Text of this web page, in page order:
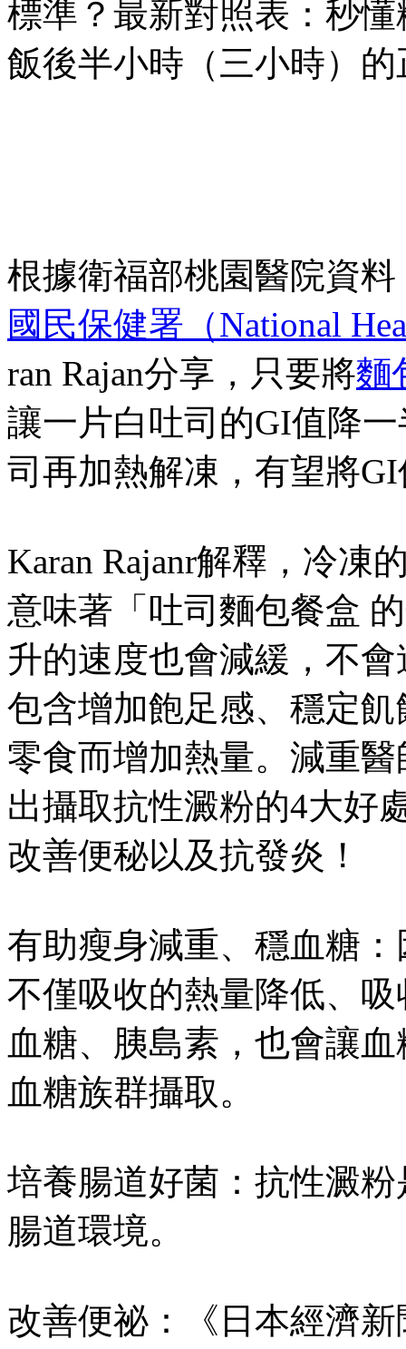
標準？最新對照表：秒
飯後半小時（三小時）
根據衛福部桃園醫院資
國民保健署（National
ran Rajan分享，只要將麵
讓一片白吐司的GI值降
司再加熱解凍，有望將
Karan Rajanr解釋，冷凍
意味著「吐司麵包餐盒
升的速度也會減緩，不
包含增加飽足感、穩定
零食而增加熱量。減重
出攝取抗性澱粉的4大好
改善便秘以及抗發炎！
有助瘦身減重、穩血糖
不僅吸收的熱量降低、
血糖、胰島素，也會讓
血糖族群攝取。
培養腸道好菌：抗性澱
腸道環境。
改善便祕：《日本經濟